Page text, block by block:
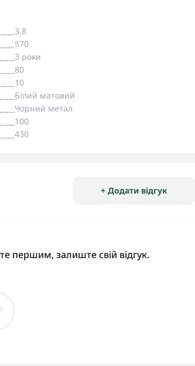
3.8
570
3 роки
80
10
Білий матовий
Чорний метал
100
430
+ Додати відгук
першим, залиште свій відгук.